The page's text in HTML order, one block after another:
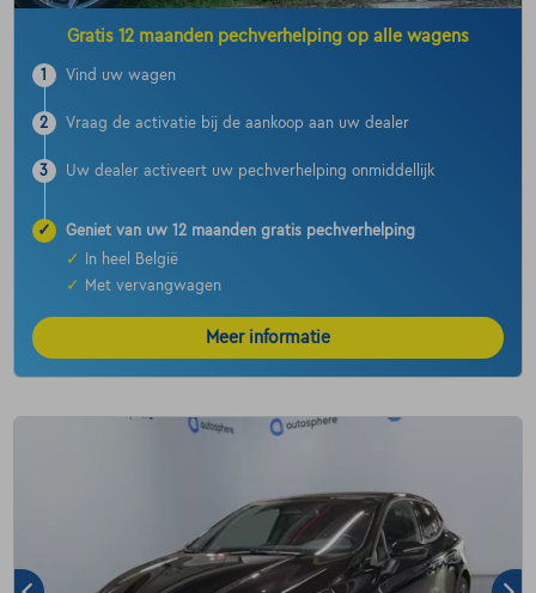
Gratis 12 maanden pechverhelping op alle wagens
1 Vind uw wagen
2 Vraag de activatie bij de aankoop aan uw dealer
3 Uw dealer activeert uw pechverhelping onmiddellijk
✓
Geniet van uw 12 maanden gratis pechverhelping
✓
In heel België
✓
Met vervangwagen
Meer informatie